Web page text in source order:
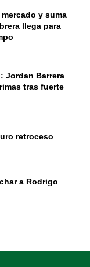
y suma
llega para
Jordan Barrera
tras fuerte
retroceso
a Rodrigo